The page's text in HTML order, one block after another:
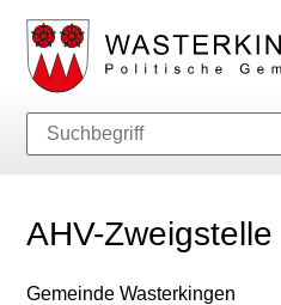
Navigieren in
Schnellnavigation
Suche
Suchbegriff
AHV-Zweigstelle
Gemeinde Wasterkingen